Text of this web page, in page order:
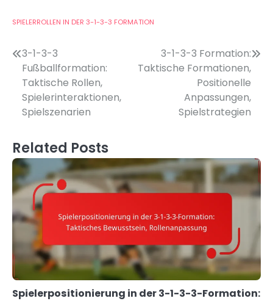
SPIELERROLLEN IN DER 3-1-3-3 FORMATION
Post
navigation
3-1-3-3
Fußballformation:
Taktische Rollen,
Spielerinteraktionen,
Spielszenarien
3-1-3-3 Formation:
Taktische Formationen,
Positionelle
Anpassungen,
Spielstrategien
Related Posts
Spielerpositionierung in der 3-1-3-3-Formation: